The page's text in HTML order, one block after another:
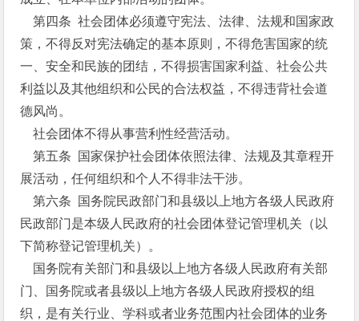
第四条 社会团体必须遵守宪法、法律、法规和国家政
策，不得反对宪法确定的基本原则，不得危害国家的统
一、安全和民族的团结，不得损害国家利益、社会公共
利益以及其他组织和公民的合法权益，不得违背社会道
德风尚。
社会团体不得从事营利性经营活动。
第五条 国家保护社会团体依照法律、法规及其章程开
展活动，任何组织和个人不得非法干涉。
第六条 国务院民政部门和县级以上地方各级人民政府
民政部门是本级人民政府的社会团体登记管理机关（以
下简称登记管理机关）。
国务院有关部门和县级以上地方各级人民政府有关部
门、国务院或者县级以上地方各级人民政府授权的组
织，是有关行业、学科或者业务范围内社会团体的业务